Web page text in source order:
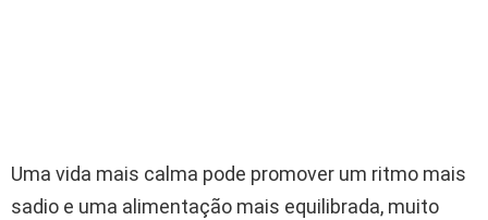
Uma vida mais calma pode promover um ritmo mais
sadio e uma alimentação mais equilibrada, muito